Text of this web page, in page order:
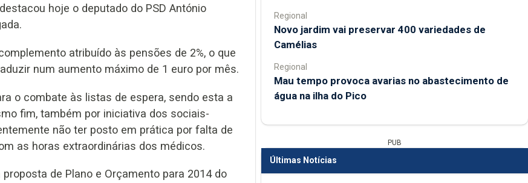
hoje o deputado do PSD António
atribuído às pensões de 2%, o que
num aumento máximo de 1 euro por mês.
o combate às listas de espera, sendo esta a
fim, também por iniciativa dos sociais-
não ter posto em prática por falta de
as horas extraordinárias dos médicos.
de Plano e Orçamento para 2014 do
Regional
Novo jardim vai preservar 400 variedades de
Camélias
Regional
Mau tempo provoca avarias no abastecimento de
água na ilha do Pico
PUB
Últimas Notícias